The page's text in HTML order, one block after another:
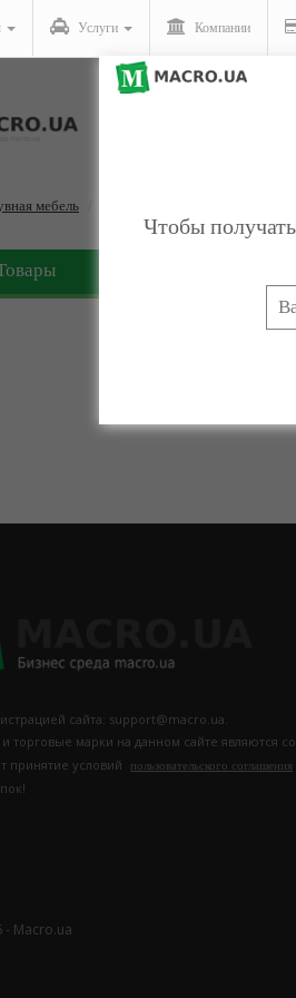
Услуги Компании
мебель
Аксессуары
сайта: support@macro.ua.
торговые марки на данном сайте являются
принятие условий
пользовательского соглашения
- Macro.ua
Чтобы